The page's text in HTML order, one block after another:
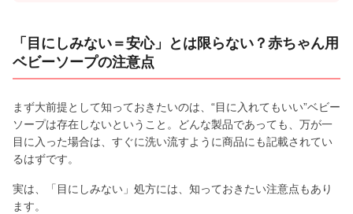
「目にしみない＝安心」とは限らない？赤ちゃん用
ベビーソープの注意点
まず大前提として知っておきたいのは、“目に入れてもいい”ベビー
ソープは存在しないということ。どんな製品であっても、万が一
目に入った場合は、すぐに洗い流すように商品にも記載されてい
るはずです。
実は、「目にしみない」処方には、知っておきたい注意点もあり
ます。